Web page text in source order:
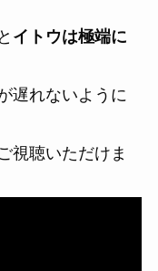
イトウは極端に
遅れないように
視聴いただけま